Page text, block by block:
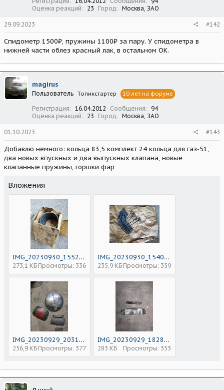
Оценка реакций
23 Город Москва, ЗАО
29.09.2023 #142
Спидометр 1500₽, пружины 1100₽ за пару. У спидометра в
нижней части облез красный лак, в остальном ОК.
magirus
Пользователь Топикстартер 10 лет на форуме
Регистрация 16.04.2012 Сообщения
94
Оценка реакций
23 Город Москва, ЗАО
01.10.2023 #143
Добавлю немного: кольца 83,5 комплект 24 кольца для газ-51,
два новых впускных и два выпускных клапана, новые
клапанные пружины, горшки фар
Вложения
IMG_20230930_155238.jpg
273,1 КБ Просмотры: 336
IMG_20230930_154051.jpg
235,9 КБ Просмотры: 359
IMG_20230929_203159.jpg
256,9 КБ Просмотры: 377
IMG_20230929_182803.jpg
283 КБ Просмотры: 353